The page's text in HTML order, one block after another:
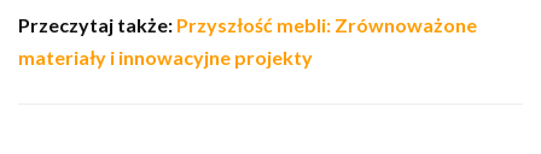
Przeczytaj także: Przyszłość mebli: Zrównoważone
materiały i innowacyjne projekty